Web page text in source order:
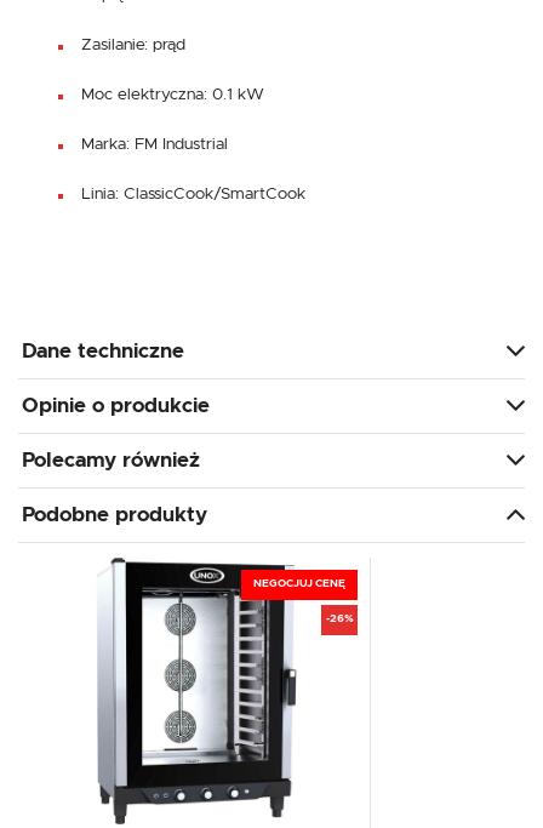
Zasilanie: prąd
Moc elektryczna: 0.1 kW
Marka: FM Industrial
Linia: ClassicCook/SmartCook
Dane techniczne
Opinie o produkcie
Polecamy również
Podobne produkty
NEGOCJUJ CENĘ
-26%